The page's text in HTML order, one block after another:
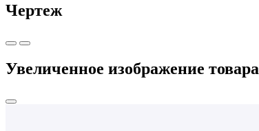
Чертеж
Увеличенное изображение товара